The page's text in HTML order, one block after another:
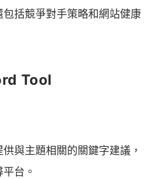
包括競爭對手策略和網站健康
Tool
與主題相關的關鍵字建議，
台。